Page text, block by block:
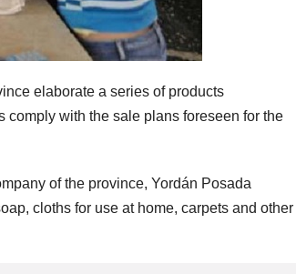
elaborate a series of products
with the sale plans foreseen for the
of the province, Yordán Posada
cloths for use at home, carpets and other